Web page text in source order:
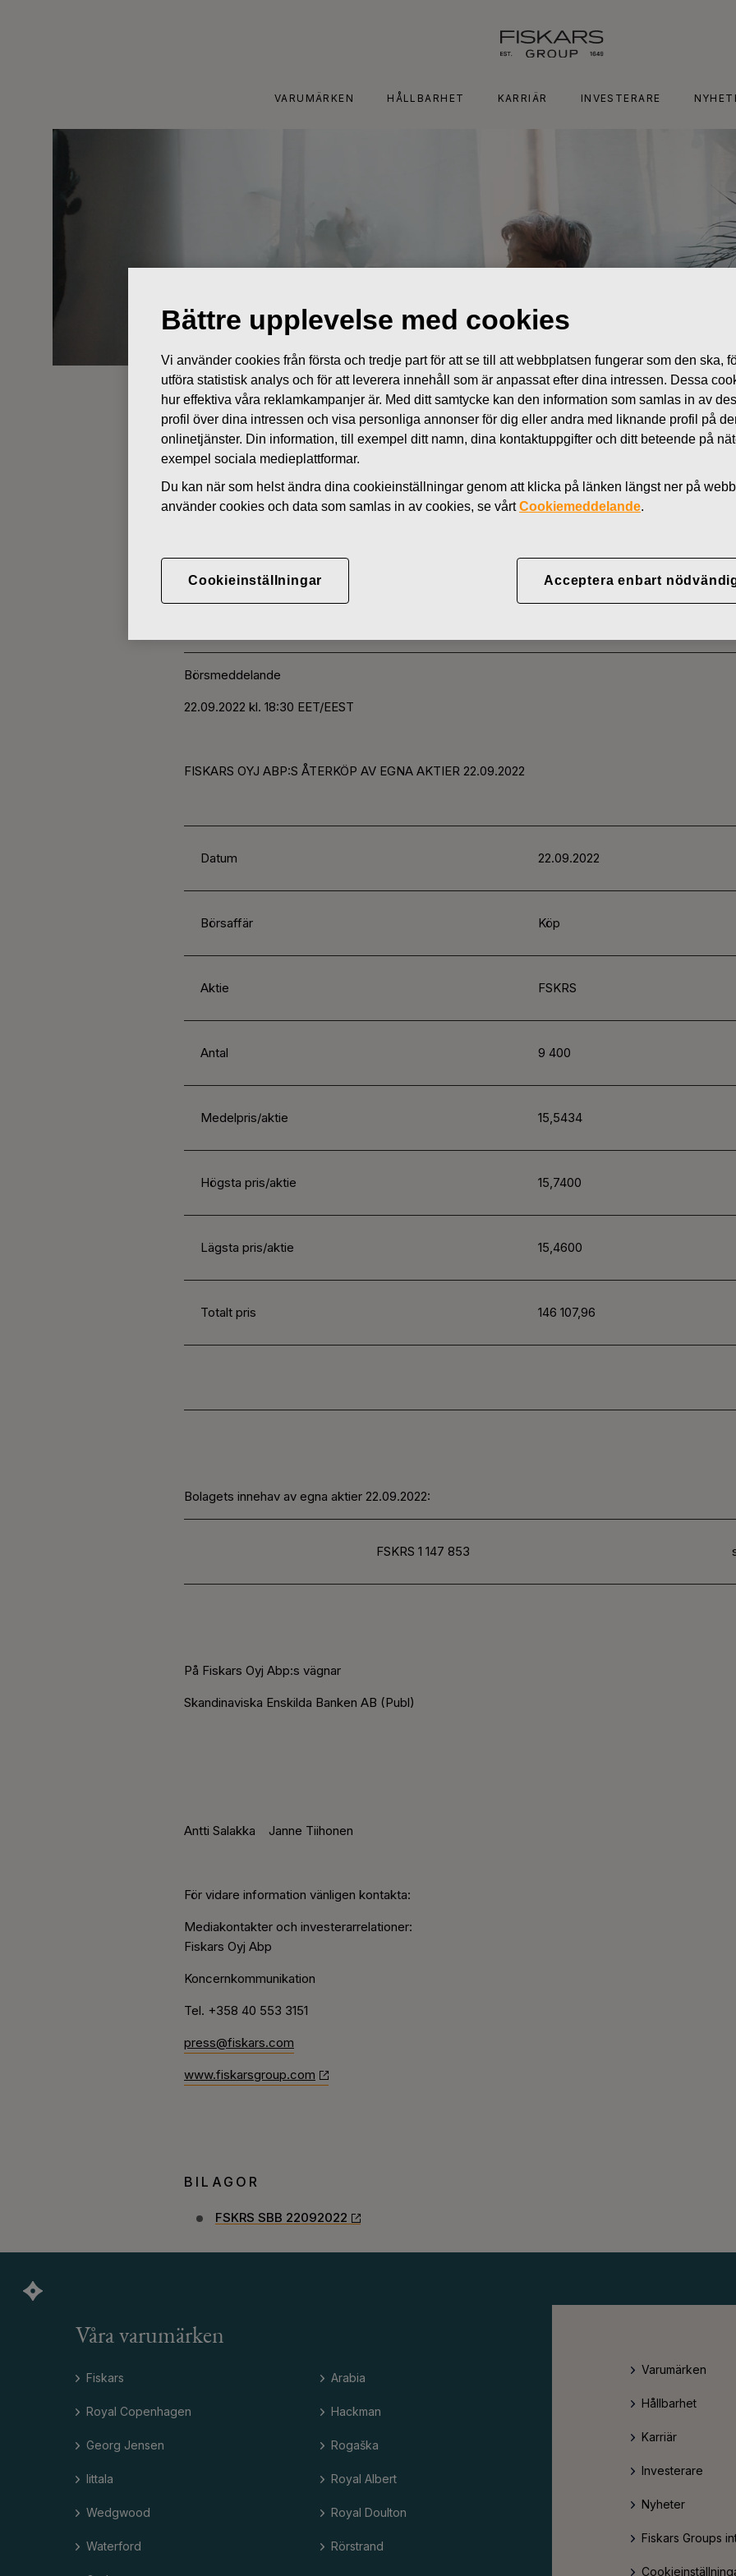
VARUMÄRKEN HÅLLBARHET KARRIÄR INVESTERARE
Nyheter
ÄGARFÖRÄNDRINGAR I EGNA AKTIER
SEPTEMBER 22, 2022
FISKARS OYJ ABP:S ÅTERKÖP AV
Börsmeddelande
22.09.2022 kl. 18:30 EET/EEST
FISKARS OYJ ABP:S ÅTERKÖP AV EGNA AKTIER 22.09.2022
Datum 22.09.2022
Börsaffär Köp
Aktie FSKRS
Antal 9 400
Medelpris/aktie 15,5434
Högsta pris/aktie 15,7400
Lägsta pris/aktie 15,4600
Totalt pris 146 107,96
Bolagets innehav av egna aktier 22.09.2022:
FSKRS 1 147 853
På Fiskars Oyj Abp:s vägnar
Skandinaviska Enskilda Banken AB (Publ)
Antti Salakka Janne Tiihonen
För vidare information vänligen kontakta:
Mediakontakter och investerarrelationer:
Fiskars Oyj Abp
Koncernkommunikation
Tel. +358 40 553 3151
press@fiskars.com
www.fiskarsgroup.com
BILAGOR
FSKRS SBB 22092022
Våra varumärken
Fiskars
Royal Copenhagen
Georg Jensen
Iittala
Wedgwood
Waterford
Arabia
Hackman
Rogaška
Royal Albert
Royal Doulton
Rörstrand
Varumärken
Hållbarhet
Karriär
Investerare
Nyheter
Fiskars Groups
Bättre upplevelse med cookies
Vi använder cookies från första och tredje part för att se till att webbplatsen fungerar som den ska,
utföra statistisk analys och för att leverera innehåll som är anpassat efter dina intressen. Dessa
hur effektiva våra reklamkampanjer är. Med ditt samtycke kan den information som samlas in av
profil över dina intressen och visa personliga annonser för dig eller andra med liknande profil på
onlinetjänster. Din information, till exempel ditt namn, dina kontaktuppgifter och ditt beteende på
exempel sociala medieplattformar.
Du kan när som helst ändra dina cookieinställningar genom att klicka på länken längst ner på
använder cookies och data som samlas in av cookies, se vårtCookiemeddelande.
Cookieinställningar Acceptera enbart